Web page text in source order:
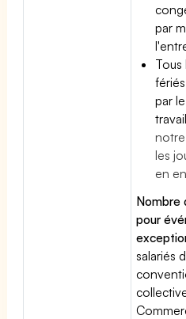
par
Tous
par
les
en
Nombre
pour
salariés